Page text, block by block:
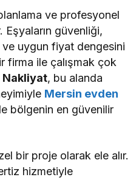
ve profesyonel
güvenliği,
ve uygun fiyat dengesini
firma ile çalışmak çok
Nakliyat, bu alanda
Mersin evden
bölgenin en güvenilir
bir proje olarak ele alır.
hizmetiyle